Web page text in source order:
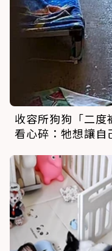
收容所狗狗「二
看心碎：牠想讓自